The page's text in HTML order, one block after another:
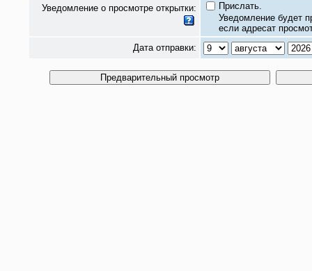
Уведомление о просмотре открытки:
Прислать.
Уведомление будет
если адресат
Дата отправки: